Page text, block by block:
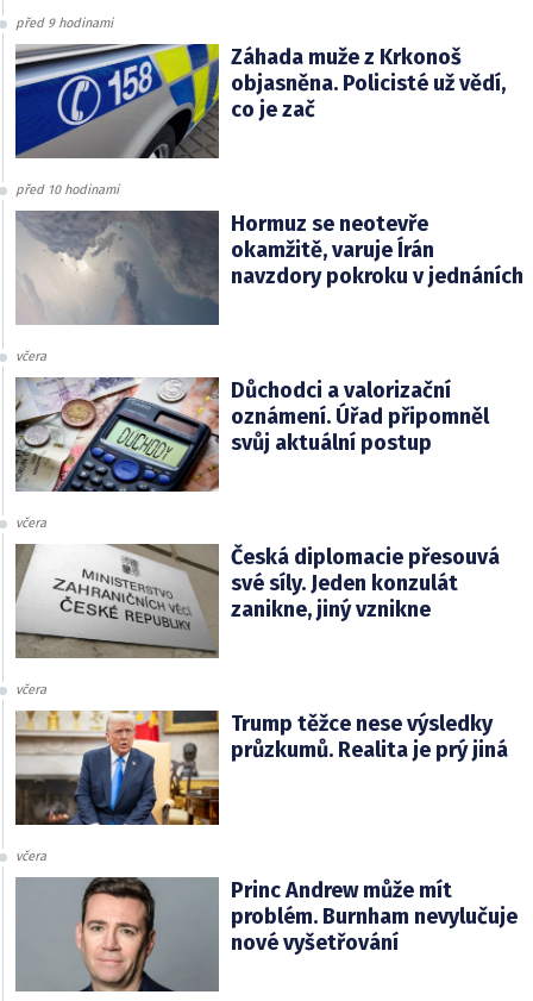
před 9 hodinami
Záhada muže z Krkonoš
objasněna. Policisté už vědí,
co je zač
před 10 hodinami
Hormuz se neotevře
okamžitě, varuje Írán
navzdory pokroku v jednáních
včera
Důchodci a valorizační
oznámení. Úřad připomněl
svůj aktuální postup
včera
Česká diplomacie přesouvá
své síly. Jeden konzulát
zanikne, jiný vznikne
včera
Trump těžce nese výsledky
průzkumů. Realita je prý jiná
včera
Princ Andrew může mít
problém. Burnham nevylučuje
nové vyšetřování